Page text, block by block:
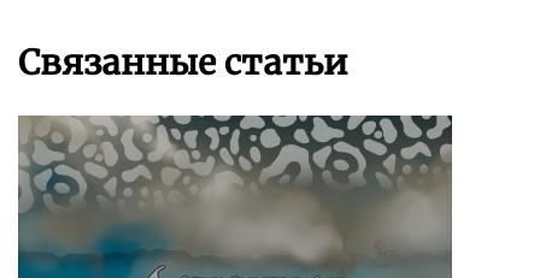
Связанные статьи